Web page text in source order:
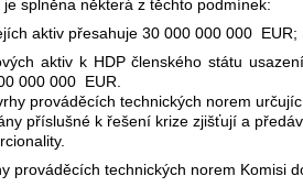
splněna některá z těchto podmínek:
aktiv přesahuje 30 000 000 000 EUR;
aktiv k HDP členského státu
000 000 EUR.
prováděcích technických norem
příslušné k řešení krize zjišťují a
prováděcích technických norem Komisi